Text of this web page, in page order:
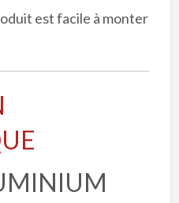
est facile à monter